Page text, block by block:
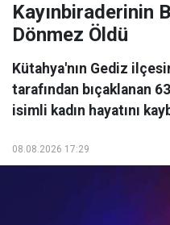
Kayınbiraderinin
Dönmez Öldü
Kütahya'nın Gediz
tarafından bıçaklanan
isimli kadın hayatını
08.08.2026 17:29